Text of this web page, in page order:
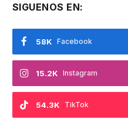
SIGUENOS EN:
Facebook
58K
Instagram
15.2K
TikTok
54.3K